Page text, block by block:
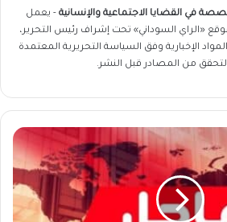
في القضايا الاجتماعية والإنسانية - يعمل
«الراي السوداني» تحت إشراف رئيس التحرير،
الإخبارية وفق السياسة التحريرية المعتمدة
من المصادر قبل النشر.